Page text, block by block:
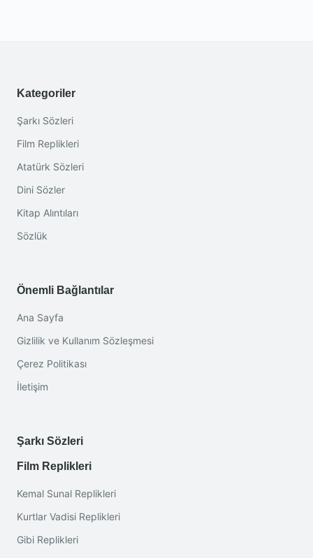
Kategoriler
Şarkı Sözleri
Film Replikleri
Atatürk Sözleri
Dini Sözler
Kitap Alıntıları
Sözlük
Önemli Bağlantılar
Ana Sayfa
Gizlilik ve Kullanım Sözleşmesi
Çerez Politikası
İletişim
Şarkı Sözleri
Film Replikleri
Kemal Sunal Replikleri
Kurtlar Vadisi Replikleri
Gibi Replikleri